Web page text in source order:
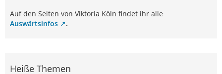
Auf den Seiten von Viktoria Köln findet ihr alle
Auswärtsinfos
.
Heiße Themen